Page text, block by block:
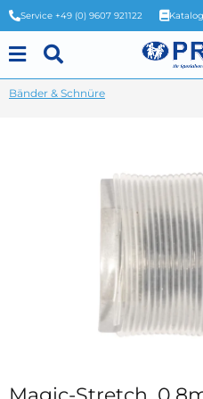
Service +49 (0) 9607 921122
Bänder & Schnüre